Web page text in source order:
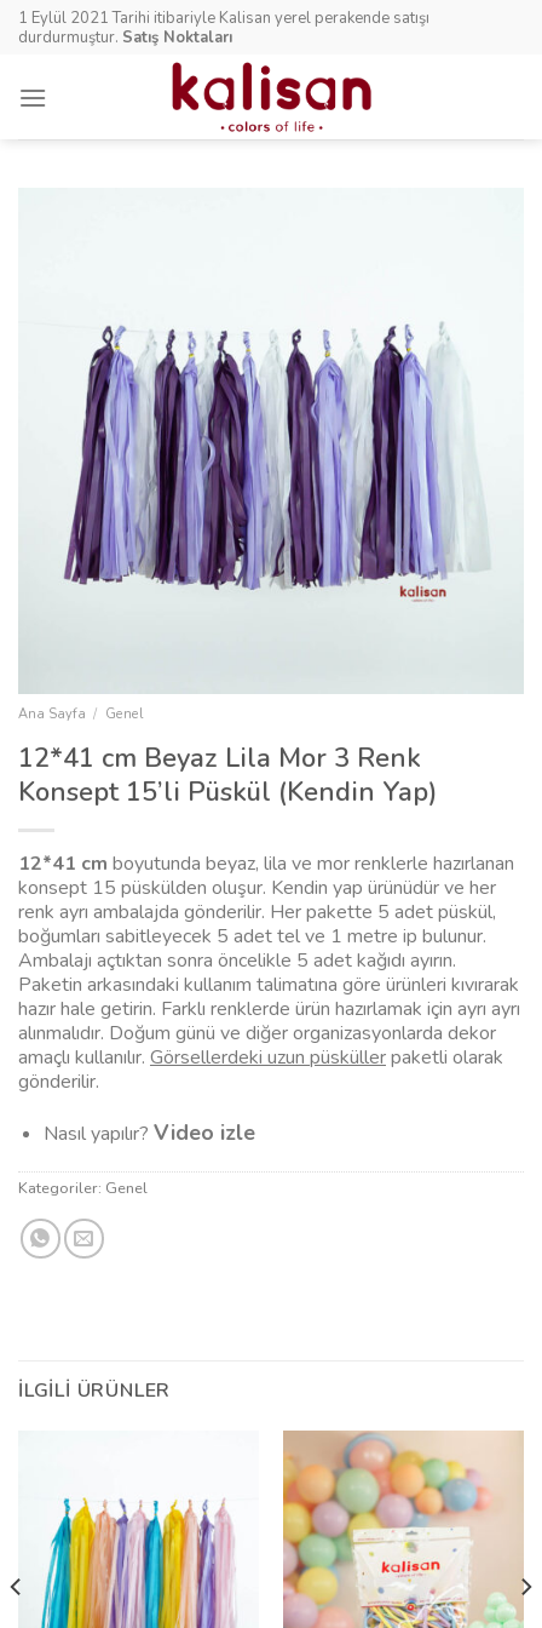
Skip1 Eylül 2021 Tarihi itibariyle Kalisan yerel perakende satışı
durdurmuştur. Satış Noktaları
Ana Sayfa / Genel
12*41 cm Beyaz Lila Mor 3 Renk
Konsept 15’li Püskül (Kendin Yap)
12*41 cm boyutunda beyaz, lila ve mor renklerle hazırlanan
konsept 15 püskülden oluşur. Kendin yap ürünüdür ve her
renk ayrı ambalajda gönderilir. Her pakette 5 adet püskül,
boğumları sabitleyecek 5 adet tel ve 1 metre ip bulunur.
Ambalajı açtıktan sonra öncelikle 5 adet kağıdı ayırın.
Paketin arkasındaki kullanım talimatına göre ürünleri kıvırarak
hazır hale getirin. Farklı renklerde ürün hazırlamak için ayrı ayrı
alınmalıdır. Doğum günü ve diğer organizasyonlarda dekor
amaçlı kullanılır. Görsellerdeki uzun püsküllerpaketli olarak
gönderilir.
Nasıl yapılır? Video izle
Kategoriler: Genel
İLGILI ÜRÜNLER